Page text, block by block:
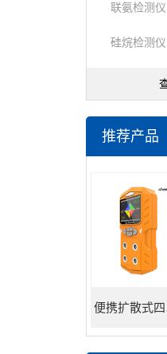
联氨检测仪
硅烷检测仪
推荐产品